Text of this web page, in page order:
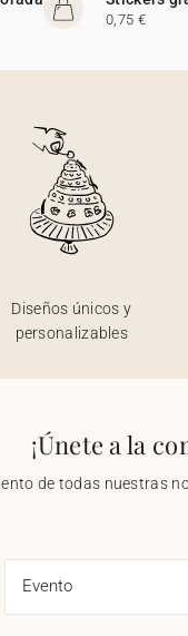
0,75 €
Diseños únicos y
personalizables
¡Únete a la
de todas nuestras